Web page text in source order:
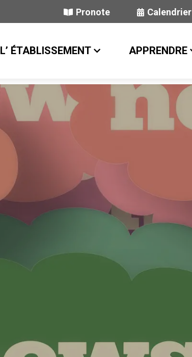
Pronote Calendrier
L’ ÉTABLISSEMENT APPRENDRE